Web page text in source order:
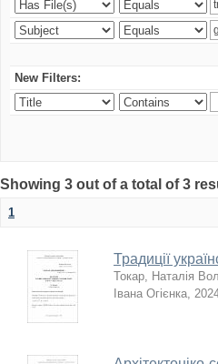
New Filters:
Showing 3 out of a total of 3
1
Традиції
Токар, Наталія
Івана Огієнка,